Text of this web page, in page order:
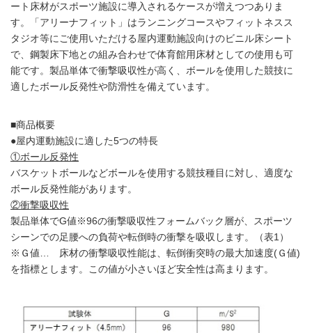
ート床材がスポーツ施設に導入されるケースが増えつつありま
す。「アリーナフィット」はランニングコースやフィットネスス
タジオ等にご使用いただける屋内運動施設向けのビニル床シート
で、鋼製床下地との組み合わせで体育館用床材としての使用も可
能です。製品単体で衝撃吸収性が高く、ボールを使用した競技に
適したボール反発性や防滑性を備えています。
■商品概要
●屋内運動施設に適した5つの特長
①ボール反発性
バスケットボールなどボールを使用する競技種目に対し、適度な
ボール反発性能があります。
②衝撃吸収性
製品単体でG値※96の衝撃吸収性フォームバック層が、スポーツ
シーンでの足腰への負荷や転倒時の衝撃を吸収します。（表1）
※Ｇ値… 床材の衝撃吸収性能は、転倒衝突時の最大加速度(Ｇ値)
を指標とします。この値が小さいほど安全性は高まります。